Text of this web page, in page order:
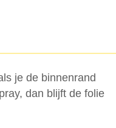
je de binnenrand
dan blijft de folie